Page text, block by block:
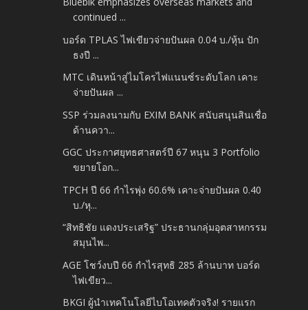
continued ...
บอร์ด TPLAS ไฟเขียวจ่ายปันผล 0.04 บ./หุ้น ปัก
ธงปี ...
MTC เดินหน้าสู่ไมโครไฟแนนซ์ระดับโลก เคาะ
จ่ายปันผล ...
SSP ร่วมลงนามกับ EXIM BANK สนับสนุนสินเชื่อ
ด้านควา...
GGC ประกาศยุทธศาสตร์ปี 67 หนุน 3 Portfolio
ขยายโอก...
TPCH ปี 66 กำไรพุ่ง 60.6% เคาะจ่ายปันผล 0.40
บ./หุ...
“สิทธิชัย แดงประเสริฐ” ประธานกลุ่มอุตสาหกรรม
สมุนไพ...
AGE โชว์งบปี 66 กำไรสุทธิ 285 ล้านบาท บอร์ด
ไฟเขียว...
BKGI ผู้นำเทคโนโลยีไบโอเทคตัวจริง! รายแรก